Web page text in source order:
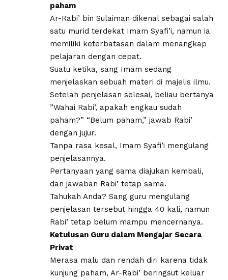
paham​
Ar-Rabi’ bin Sulaiman dikenal sebagai salah
satu murid terdekat Imam Syafi’i, namun ia
memiliki keterbatasan dalam menangkap
pelajaran dengan cepat.
Suatu ketika, sang Imam sedang
menjelaskan sebuah materi di majelis ilmu.
Setelah penjelasan selesai, beliau bertanya​
”Wahai Rabi’, apakah engkau sudah
paham?” “Belum paham,” jawab Rabi’
dengan jujur.​
Tanpa rasa kesal, Imam Syafi’i mengulang
penjelasannya.
Pertanyaan yang sama diajukan kembali,
dan jawaban Rabi’ tetap sama.
Tahukah Anda? Sang guru mengulang
penjelasan tersebut hingga 40 kali, namun
Rabi’ tetap belum mampu mencernanya.
Ketulusan Guru dalam Mengajar Secara
Privat
Merasa malu dan rendah diri karena tidak
kunjung paham, Ar-Rabi’ beringsut keluar